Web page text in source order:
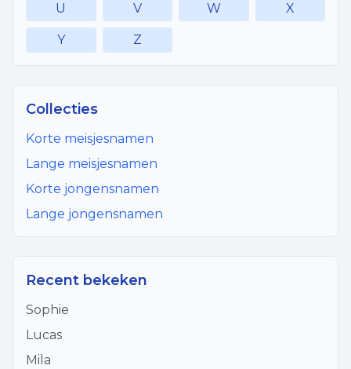
U V W X
Y Z
Collecties
Korte meisjesnamen
Lange meisjesnamen
Korte jongensnamen
Lange jongensnamen
Recent bekeken
Sophie
Lucas
Mila